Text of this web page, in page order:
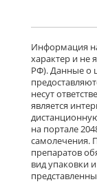
Информация
характер и не
РФ). Данные о
несут
является
на портале
самолечения.
препаратов
вид упаковки